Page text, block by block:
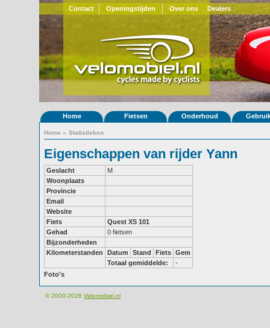
Contact Openingstijden Over ons Dealers
Home Fietsen Onderhoud
Home » Statistieken
Eigenschappen van rijder Yann
Geslacht
M
Woonplaats
Provincie
Email
Website
Fiets
Quest XS 101
Gehad
0 fietsen
Bijzonderheden
Kilometerstanden
Datum Stand Fiets Gem
Totaal gemiddelde:
-
Foto's
© 2000-2026 Velomobiel.nl